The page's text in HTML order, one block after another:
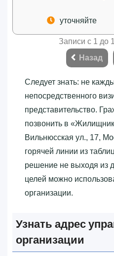
уточняйте
Записи с 1 до
Назад
Следует знать: не
непосредственного
представительство.
позвонить в
Вильнюсская ул., 17,
горячей линии из
решение не выходя из
целей можно
организации.
Узнать адрес
организации